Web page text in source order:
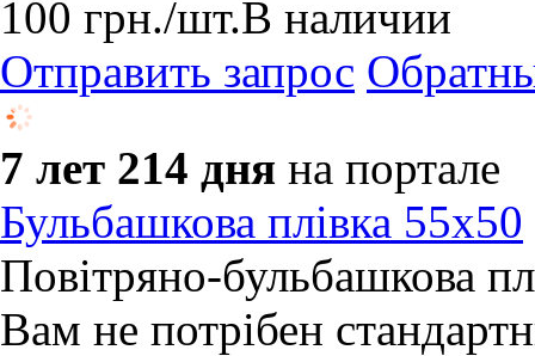
100 грн./шт.В наличии
Отправить запрос
7 лет 214 дня на портале
Бульбашкова плівка 55x50
Повітряно-бульбашкова
Вам не потрібен